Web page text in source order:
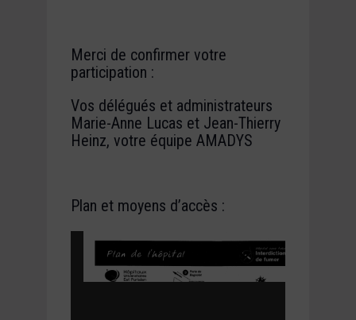
Merci de confirmer votre
participation :
Vos délégués et administrateurs
Marie-Anne Lucas et Jean-Thierry
Heinz, votre équipe AMADYS
Plan et moyens d’accès :